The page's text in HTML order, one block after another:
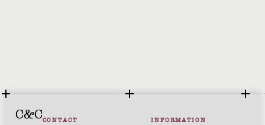
C&CCONTACT INFORMATION